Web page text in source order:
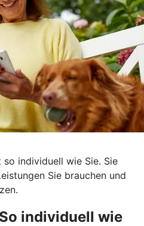
individuell wie Sie. Sie
Sie brauchen und
individuell wie